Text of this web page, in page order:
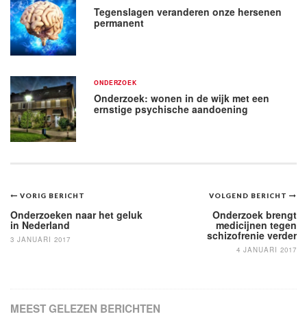
Tegenslagen veranderen onze hersenen
permanent
ONDERZOEK
Onderzoek: wonen in de wijk met een
ernstige psychische aandoening
Bericht
navigatie
VOLGEND BERICHT
Onderzoek brengt
medicijnen tegen
schizofrenie verder
4 JANUARI 2017
VORIG BERICHT
Onderzoeken naar het geluk
in Nederland
3 JANUARI 2017
MEEST GELEZEN BERICHTEN